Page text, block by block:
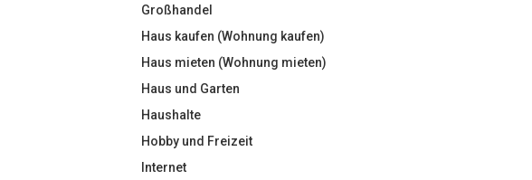
Großhandel
Haus kaufen (Wohnung kaufen)
Haus mieten (Wohnung mieten)
Haus und Garten
Haushalte
Hobby und Freizeit
Internet